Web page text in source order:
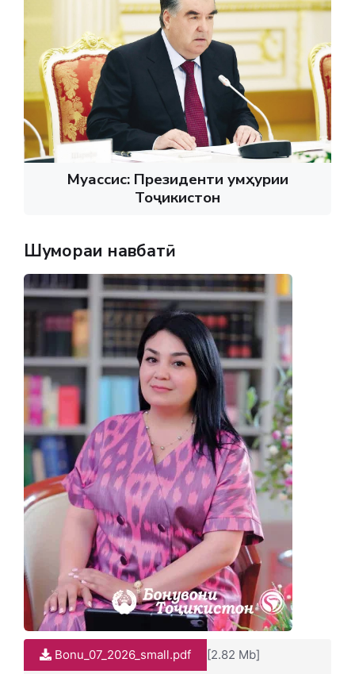
Муассис: Президенти Ҷумҳурии
Тоҷикистон
Шумораи навбатӣ
Bonu_07_2026_small.pdf [2.82 Mb]